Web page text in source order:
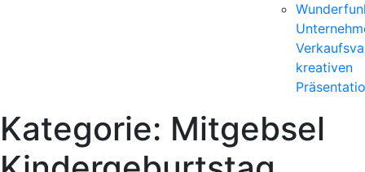
kreativen
Kategorie: Mitgebsel